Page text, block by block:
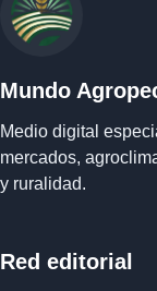
Mundo
Medio digital
mercados,
y ruralidad.
Red editorial